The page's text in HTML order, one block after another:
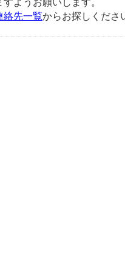
ようお願いします。
絡先一覧からお探しくださ